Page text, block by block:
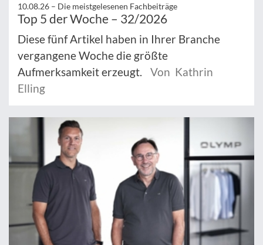
10.08.26 – Die meistgelesenen Fachbeiträge
Top 5 der Woche – 32/2026
Diese fünf Artikel haben in Ihrer Branche
vergangene Woche die größte
Aufmerksamkeit erzeugt.
Von Kathrin
Elling